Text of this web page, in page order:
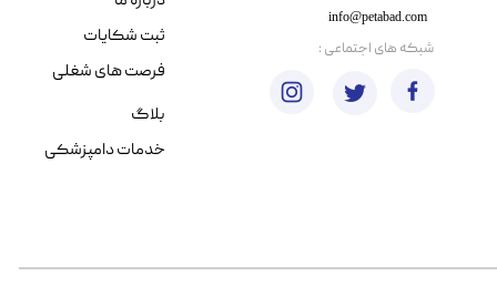
info@petabad.com
ثبت شکایات
فرصت های شغلی
​شبکه های اجتماعی :
بلاگ
خدمات دامپزشکی